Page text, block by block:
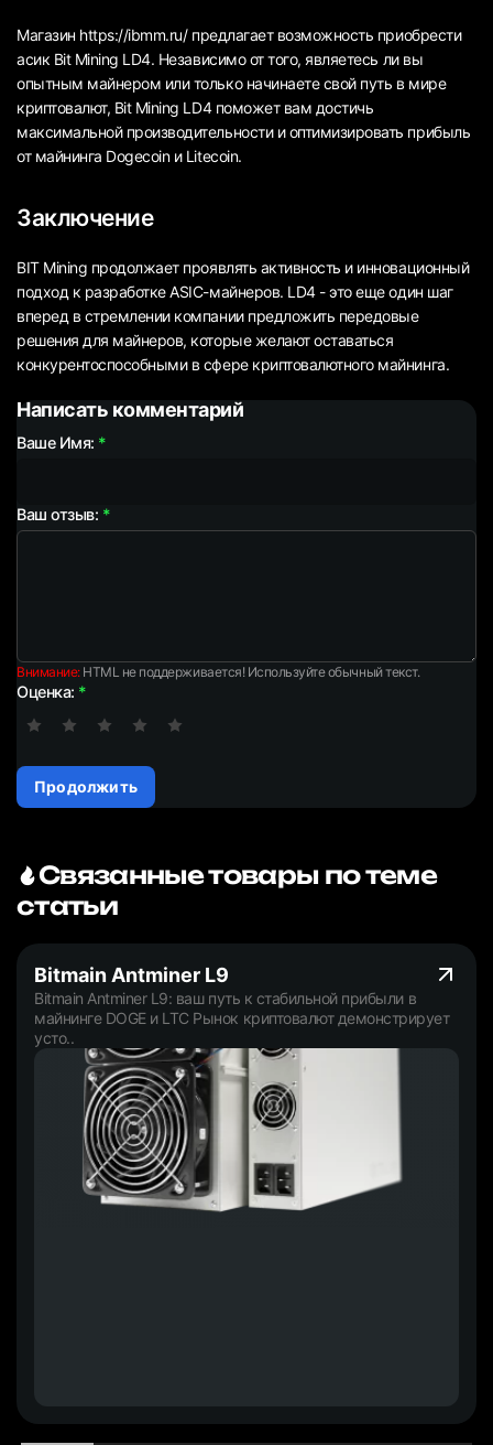
Магазин https://ibmm.ru/ предлагает возможность приобрести
асик Bit Mining LD4. Независимо от того, являетесь ли вы
опытным майнером или только начинаете свой путь в мире
криптовалют, Bit Mining LD4 поможет вам достичь
максимальной производительности и оптимизировать прибыль
от майнинга Dogecoin и Litecoin.
Заключение
BIT Mining продолжает проявлять активность и инновационный
подход к разработке ASIC-майнеров. LD4 - это еще один шаг
вперед в стремлении компании предложить передовые
решения для майнеров, которые желают оставаться
конкурентоспособными в сфере криптовалютного майнинга.
Написать комментарий
Ваше Имя:
Ваш отзыв:
Внимание:HTML не поддерживается! Используйте обычный текст.
Оценка:
Продолжить
Связанные товары по теме
статьи
Bitmain Antminer L9
Bitmain Antminer L9: ваш путь к стабильной прибыли в
майнинге DOGE и LTC Рынок криптовалют демонстрирует
усто..